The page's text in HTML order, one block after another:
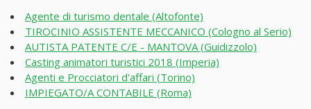
Agente di turismo dentale (Altofonte)
TIROCINIO ASSISTENTE MECCANICO (Cologno al Serio)
AUTISTA PATENTE C/E - MANTOVA (Guidizzolo)
Casting animatori turistici 2018 (Imperia)
Agenti e Procciatori d'affari (Torino)
IMPIEGATO/A CONTABILE (Roma)